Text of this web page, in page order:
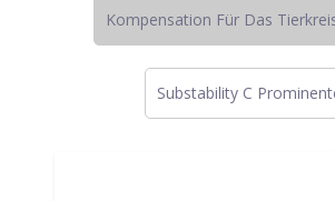
Kompensation Für Das
Substability C